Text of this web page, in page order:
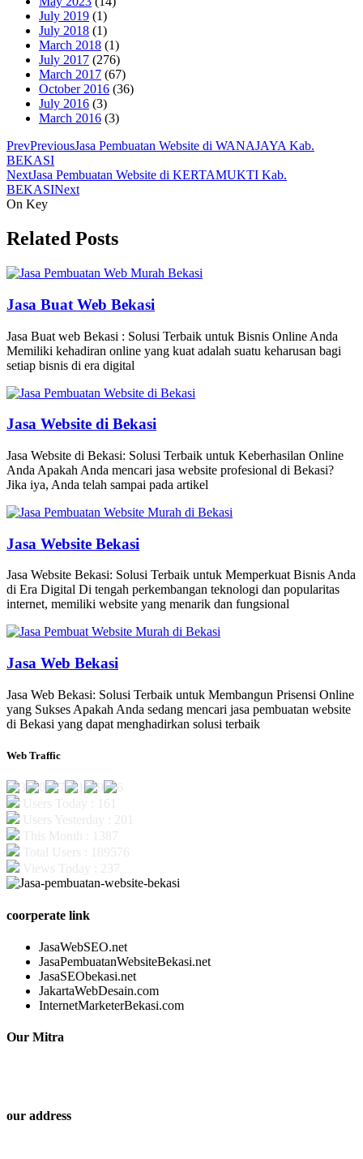
July 2019 (1)
July 2018 (1)
March 2018 (1)
July 2017 (276)
March 2017 (67)
October 2016 (36)
July 2016 (3)
March 2016 (3)
PrevPreviousJasa Pembuatan Website di WANAJAYA Kab.
BEKASI
NextJasa Pembuatan Website di KERTAMUKTI Kab.
BEKASINext
On Key
Related Posts
Jasa Buat Web Bekasi
Jasa Buat web Bekasi : Solusi Terbaik untuk Bisnis Online Anda
Memiliki kehadiran online yang kuat adalah suatu keharusan bagi
setiap bisnis di era digital
Jasa Website di Bekasi
Jasa Website di Bekasi: Solusi Terbaik untuk Keberhasilan Online
Anda Apakah Anda mencari jasa website profesional di Bekasi?
Jika iya, Anda telah sampai pada artikel
Jasa Website Bekasi
Jasa Website Bekasi: Solusi Terbaik untuk Memperkuat Bisnis Anda
di Era Digital Di tengah perkembangan teknologi dan popularitas
internet, memiliki website yang menarik dan fungsional
Jasa Web Bekasi
Jasa Web Bekasi: Solusi Terbaik untuk Membangun Prisensi Online
yang Sukses Apakah Anda sedang mencari jasa pembuatan website
di Bekasi yang dapat menghadirkan solusi terbaik
Web Traffic
coorperate link
JasaWebSEO.net
JasaPembuatanWebsiteBekasi.net
JasaSEObekasi.net
JakartaWebDesain.com
InternetMarketerBekasi.com
Our Mitra
our address